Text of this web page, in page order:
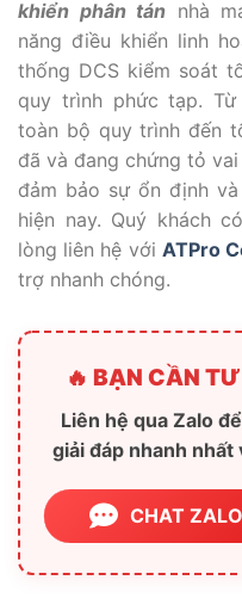
khiển phân tán nhà
năng điều khiển linh
thống DCS kiểm soát
quy trình phức tạp.
toàn bộ quy trình đến
đã và đang chứng tỏ
đảm bảo sự ổn định
hiện nay. Quý khách
lòng liên hệ với ATPro
trợ nhanh chóng.
🔥 BẠN CẦN
Liên hệ qua Zalo
giải đáp nhanh nhất
CHAT